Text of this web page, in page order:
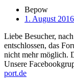
Bepow
1. August 2016
Liebe Besucher,
entschlossen, das
nicht mehr möglich.
Unsere
port.de